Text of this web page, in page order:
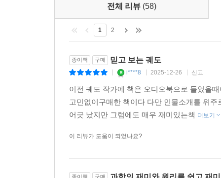
전체 리뷰 (58)
1 2
종이책 구매 믿고 보는 궤도
i****8 2025-12-26 신고
이전 궤도 작가에 책은 오디오북으로 들었을
고민없이구매한 책이다 다만 인물소개를 위
어긋 났지만 그럼에도 매우 재미있는책 더보기
이 리뷰가 도움이 되었나요?
종이책 구매